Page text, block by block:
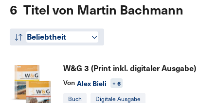
6 Titel von Martin Bachmann
Beliebtheit
W&G 3 (Print inkl. digitaler Ausgabe)
Von Alex Bieli
+ 6
Buch
Digitale Ausgabe